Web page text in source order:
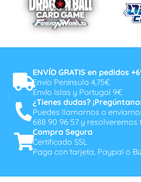
ENVÍO GRATIS en pedidos
Envío Península 4,75€
Envío Islas y Portugal 9€
¿Tienes dudas?
Puedes llamarnos o
688 90 96 57 y resolveremos
Compra Segura
Certificado SSL
Paga con tarjeta, Paypal o